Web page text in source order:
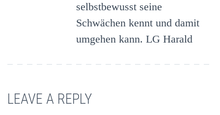
selbstbewusst seine
Schwächen kennt und damit
umgehen kann. LG Harald
LEAVE A REPLY